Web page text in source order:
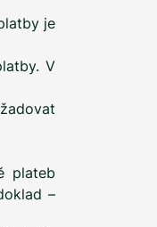
je
V
plateb
–